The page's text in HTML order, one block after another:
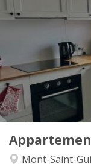
Mont-Saint-